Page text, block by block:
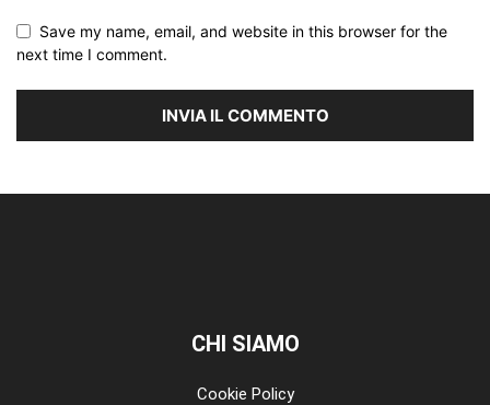
Save my name, email, and website in this browser for the
next time I comment.
CHI SIAMO
Cookie Policy